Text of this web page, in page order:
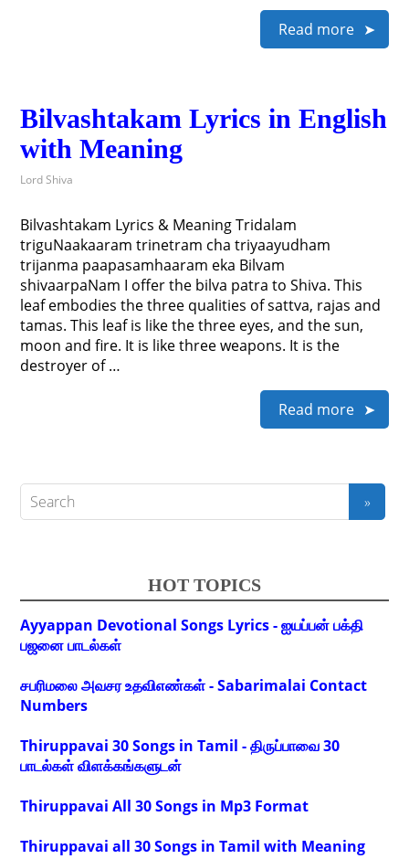
Read more
Bilvashtakam Lyrics in English
with Meaning
Lord Shiva
Bilvashtakam Lyrics & Meaning Tridalam
triguNaakaaram trinetram cha triyaayudham
trijanma paapasamhaaram eka Bilvam
shivaarpaNam I offer the bilva patra to Shiva. This
leaf embodies the three qualities of sattva, rajas and
tamas. This leaf is like the three eyes, and the sun,
moon and fire. It is like three weapons. It is the
destroyer of …
Read more
HOT TOPICS
Ayyappan Devotional Songs Lyrics - ஐயப்பன் பக்தி
பஜனை பாடல்கள்
சபரிமலை அவசர உதவிஎண்கள் - Sabarimalai Contact
Numbers
Thiruppavai 30 Songs in Tamil - திருப்பாவை 30
பாடல்கள் விளக்கங்களுடன்
Thiruppavai All 30 Songs in Mp3 Format
Thiruppavai all 30 Songs in Tamil with Meaning